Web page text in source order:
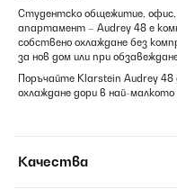
Студентско общежитие, офис,
апартамент – Audrey 48 е
собствено охлаждане без
за нов дом или при
Поръчайте Klarstein Audrey 48
охлаждане дори в най-
Качества